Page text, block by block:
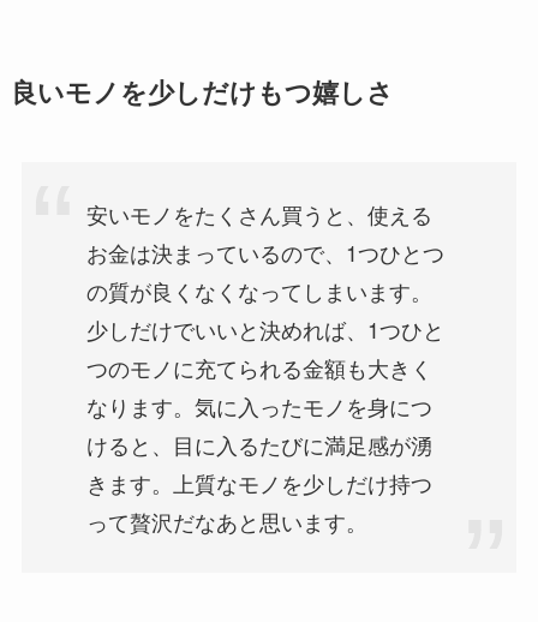
良いモノを少しだけもつ嬉しさ
安いモノをたくさん買うと、使える
お金は決まっているので、1つひとつ
の質が良くなくなってしまいます。
少しだけでいいと決めれば、1つひと
つのモノに充てられる金額も大きく
なります。気に入ったモノを身につ
けると、目に入るたびに満足感が湧
きます。上質なモノを少しだけ持つ
って贅沢だなあと思います。